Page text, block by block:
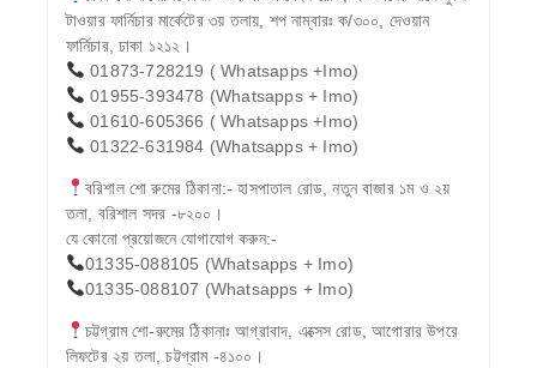
টাওয়ার ফার্নিচার মার্কেটের ৩য় তলায়, শপ নাম্বারঃ ক/৩০০, দেওয়ান
ফার্নিচার, ঢাকা ১২১২।
01873-728219 ( Whatsapps +Imo)
01955-393478 (Whatsapps + Imo)
01610-605366 ( Whatsapps +Imo)
01322-631984 (Whatsapps + Imo)
বরিশাল শো রুমের ঠিকানা:- হাসপাতাল রোড, নতুন বাজার ১ম ও ২য়
তলা, বরিশাল সদর -৮২০০।
যে কোনো প্রয়োজনে যোগাযোগ করুন:-
01335-088105 (Whatsapps + Imo)
01335-088107 (Whatsapps + Imo)
চট্টগ্রাম শো-রুমের ঠিকানাঃ আগ্রাবাদ, এক্সেস রোড, আগোরার উপরে
লিফটের ২য় তলা, চট্টগ্রাম -৪১০০।